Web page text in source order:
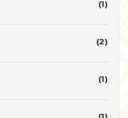
(1)
(2)
(1)